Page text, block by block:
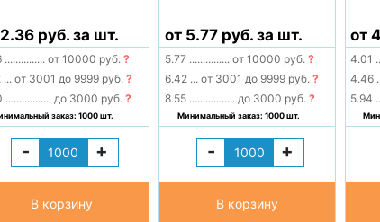
руб. за шт.
............... от 10000 руб. ?
... от 3001 до 9999 руб. ?
................. до 3000 руб. ?
заказ: 1000 шт.
- +
В корзину
от 5.77 руб. за шт.
5.77 ............... от 10000 руб.?
6.42 ... от 3001 до 9999 руб.?
8.55 ................. до 3000 руб.?
Минимальный заказ: 1000 шт.
- +
В корзину
от
4.01
4.46
5.94